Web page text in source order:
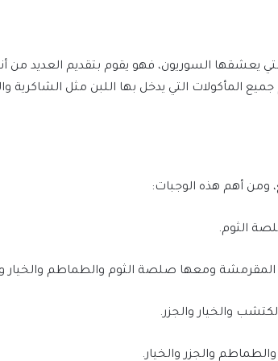
يعشقها السوريون، فهو يقوم بتقديم العديد من
المأكولات التي يدخل بها اللبن مثل الشاكرية
ومن أهم هذه الوجبات: